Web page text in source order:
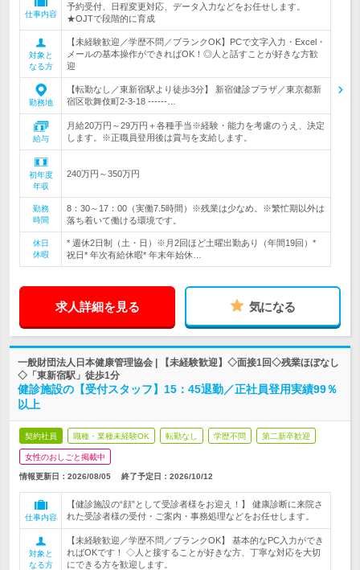
仕事内容
予約受付、日程変更対応、データ入力などをお任せします。
★OJTで段階的に育成
対象と
なる方
【未経験歓迎／学歴不問／ブランクOK】PCで文字入力・Excel・
メールの基本操作ができればOK！◎人と話すことが好きな方歓
迎
勤務地
【転勤なし／東新宿駅より徒歩3分】 新宿健診プラザ／東京都新
宿区歌舞伎町2-3-18 ------…
給与
月給20万円～29万円＋各種手当※経験・能力を考慮のうえ、決定
します。※正職員登用後は賞与を支給します。
初年度
年収
240万円～350万円
勤務
時間
8：30～17：00（実働7.5時間）※残業は少なめ。※繁忙期以外は
落ち着いて働ける環境です。
休日
休暇
* 週休2日制（土・日）※月2回ほど土曜出勤あり（年間19回）*
祝日* 年次有給休暇* 年末年始休…
求人詳細を見る 気になる
一般財団法人日本健康管理協会 | 【未経験歓迎】◇面接1回◇残業ほぼなし
◇「東新宿駅」徒歩1分
健診施設の【受付スタッフ】15：45退勤／正社員登用実績99％
以上
契約社員 職種・業種未経験OK 転勤なし 学歴不問 第二新卒歓迎
女性のおしごと掲載中
情報更新日：2026/08/05 終了予定日： 2026/10/12
仕事内容
【健診施設の“顔”として受診者様をお迎え！】 健康診断に来院さ
れた受診者様の受付・ご案内・事務処理などをお任せします。
対象と
なる方
【未経験歓迎／学歴不問／ブランクOK】 基本的なPC入力ができ
ればOKです！ ◇人と接することが好きな方、丁寧な対応を大切
にできる方を歓迎します。